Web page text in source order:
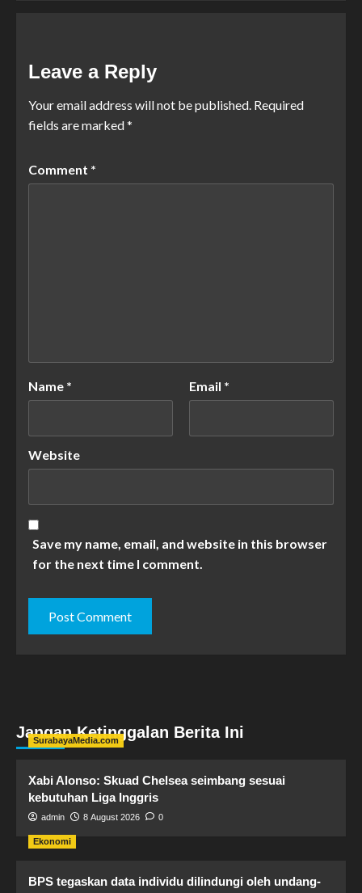
Leave a Reply
Your email address will not be published. Required
fields are marked*
Comment *
Name * Email *
Website
Save my name, email, and website in this browser
for the next time I comment.
Jangan Ketinggalan Berita Ini
SurabayaMedia.com
Xabi Alonso: Skuad Chelsea seimbang sesuai
kebutuhan Liga Inggris
admin 8 August 2026 0
Ekonomi
BPS tegaskan data individu dilindungi oleh undang-